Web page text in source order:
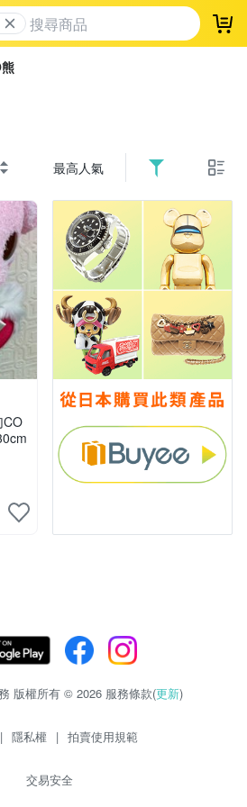
登
最高人氣
CO
版權所有 © 2026 服務條款(更新)
| 隱私權 | 拍賣使用規範
交易安全